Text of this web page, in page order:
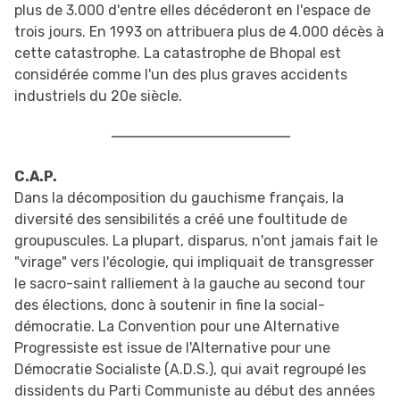
plus de 3.000 d'entre elles décéderont en l'espace de
trois jours. En 1993 on attribuera plus de 4.000 décès à
cette catastrophe. La catastrophe de Bhopal est
considérée comme l'un des plus graves accidents
industriels du 20e siècle.
C.A.P.
Dans la décomposition du gauchisme français, la
diversité des sensibilités a créé une foultitude de
groupuscules. La plupart, disparus, n'ont jamais fait le
"virage" vers l'écologie, qui impliquait de transgresser
le sacro-saint ralliement à la gauche au second tour
des élections, donc à soutenir in fine la social-
démocratie. La Convention pour une Alternative
Progressiste est issue de l'Alternative pour une
Démocratie Socialiste (A.D.S.), qui avait regroupé les
dissidents du Parti Communiste au début des années